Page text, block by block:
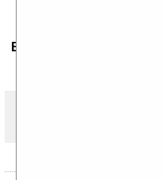
Ваше мнение будет